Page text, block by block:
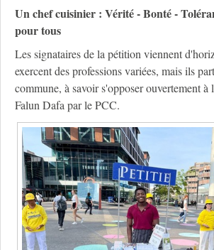
Un chef cuisinier : Vérité - Bonté - T
pour tous
Les signataires de la pétition viennent
exercent des professions variées, mais ils
commune, à savoir s'opposer ouvertement à
Falun Dafa par le PCC.